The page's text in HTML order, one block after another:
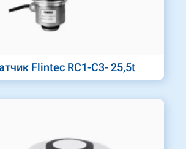
Flintec RC1-C3- 25,5t